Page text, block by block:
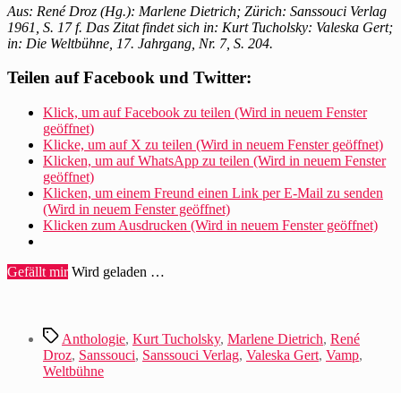
Aus: René Droz (Hg.): Marlene Dietrich; Zürich: Sanssouci Verlag
1961, S. 17 f. Das Zitat findet sich in: Kurt Tucholsky: Valeska Gert;
in: Die Weltbühne, 17. Jahrgang, Nr. 7, S. 204.
Teilen auf Facebook und Twitter:
Klick, um auf Facebook zu teilen (Wird in neuem Fenster
geöffnet)
Klicke, um auf X zu teilen (Wird in neuem Fenster geöffnet)
Klicken, um auf WhatsApp zu teilen (Wird in neuem Fenster
geöffnet)
Klicken, um einem Freund einen Link per E-Mail zu senden
(Wird in neuem Fenster geöffnet)
Klicken zum Ausdrucken (Wird in neuem Fenster geöffnet)
Gefällt mir Wird geladen …
Schlagwörter
Anthologie, Kurt Tucholsky, Marlene Dietrich, René
Droz, Sanssouci, Sanssouci Verlag, Valeska Gert, Vamp,
Weltbühne